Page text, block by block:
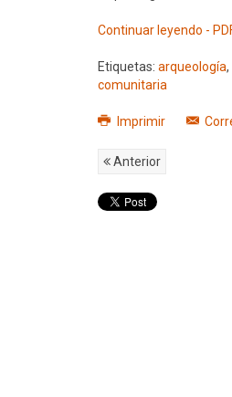
Continuar leyendo -
Etiquetas: arqueología,
comunitaria
Imprimir
Anterior